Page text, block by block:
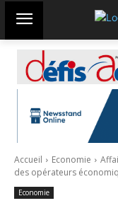
Accueil Economie
des opérateurs
Economie